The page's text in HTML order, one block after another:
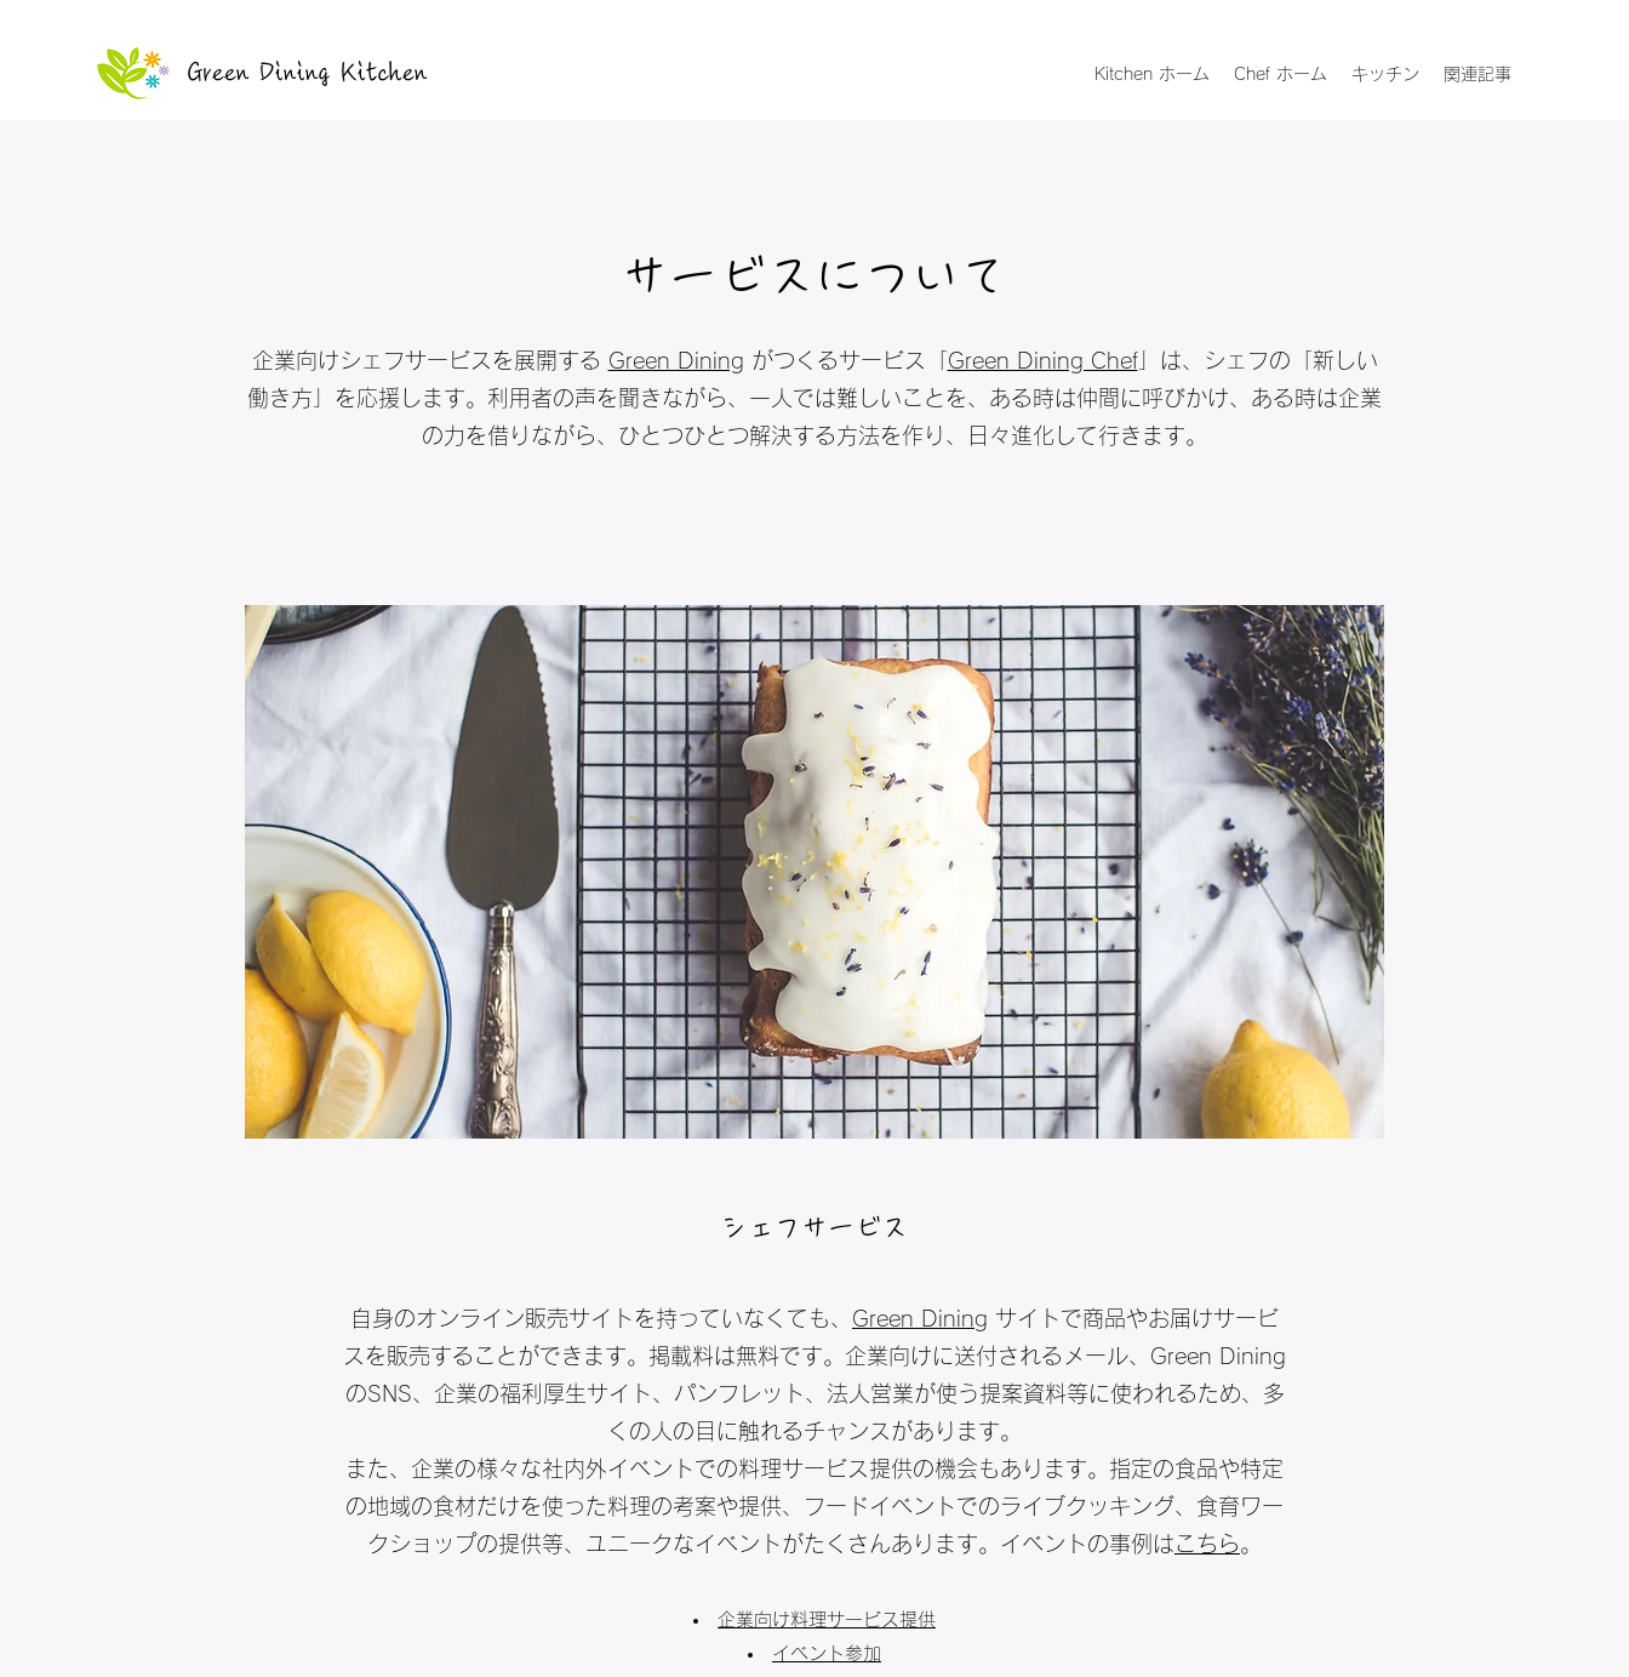
Green Dining Kitchen Kitchen ホーム Chef ホーム キッチン 関連記事
サービスについて
企業向けシェフサービスを展開する Green Dining がつくるサービス「 Green Dining Chef」は、シェフの「新しい
働き方」を応援します。利用者の声を聞きながら、一人では難しいことを、ある時は仲間に呼びかけ、ある時は企業
の力を借りながら、ひとつひとつ解決する方法を作り、日々進化して行きます。
シェフサービス
自身のオンライン販売サイトを持っていなくても、 Green Dining サイトで商品やお届けサービ
スを販売することができます。掲載料は無料です。企業向けに送付されるメール、Green Dining
のSNS、企業の福利厚生サイト、パンフレット、法人営業が使う提案資料等に使われるため、多
くの人の目に触れるチャンスがあります。
また、企業の様々な社内外イベントでの料理サービス提供の機会もあります。指定の食品や特定
の地域の食材だけを使った料理の考案や提供、フードイベントでのライブクッキング、食育ワー
クショップの提供等、ユニークなイベントがたくさんあります。イベントの事例はこちら。
企業向け料理サービス提供
イベント参加